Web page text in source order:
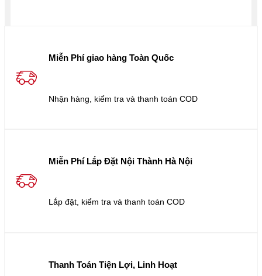
Miễn Phí giao hàng Toàn Quốc
Nhận hàng, kiểm tra và thanh toán COD
Miễn Phí Lắp Đặt Nội Thành Hà Nội
Lắp đặt, kiểm tra và thanh toán COD
Thanh Toán Tiện Lợi, Linh Hoạt